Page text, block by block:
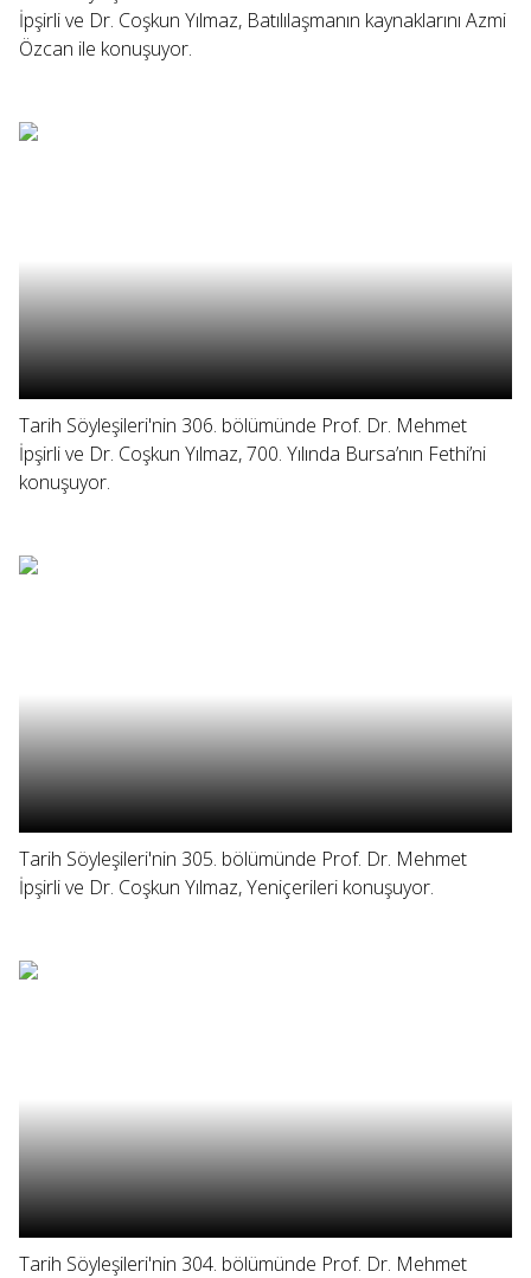
İpşirli ve Dr. Coşkun Yılmaz, Batılılaşmanın kaynaklarını Azmi
Özcan ile konuşuyor.
Tarih Söyleşileri'nin 306. bölümünde Prof. Dr. Mehmet
İpşirli ve Dr. Coşkun Yılmaz, 700. Yılında Bursa’nın Fethi’ni
konuşuyor.
Tarih Söyleşileri'nin 305. bölümünde Prof. Dr. Mehmet
İpşirli ve Dr. Coşkun Yılmaz, Yeniçerileri konuşuyor.
Tarih Söyleşileri'nin 304. bölümünde Prof. Dr. Mehmet